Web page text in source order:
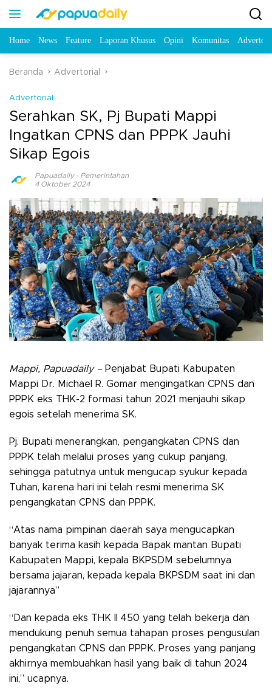
Home News Feature Laporan Khusus Opini Komunitas
Beranda Advertorial
Advertorial
Serahkan SK, Pj Bupati Mappi
Ingatkan CPNS dan PPPK Jauhi
Sikap Egois
Papuadaily- Pemerintahan
4 Oktober 2024
Mappi, Papuadaily – Penjabat Bupati Kabupaten
Mappi Dr. Michael R. Gomar mengingatkan CPNS dan
PPPK eks THK-2 formasi tahun 2021 menjauhi sikap
egois setelah menerima SK.
Pj. Bupati menerangkan, pengangkatan CPNS dan
PPPK telah melalui proses yang cukup panjang,
sehingga patutnya untuk mengucap syukur kepada
Tuhan, karena hari ini telah resmi menerima SK
pengangkatan CPNS dan PPPK.
“Atas nama pimpinan daerah saya mengucapkan
banyak terima kasih kepada Bapak mantan Bupati
Kabupaten Mappi, kepala BKPSDM sebelumnya
bersama jajaran, kepada kepala BKPSDM saat ini dan
jajarannya”
“Dan kepada eks THK II 450 yang telah bekerja dan
mendukung penuh semua tahapan proses pengusulan
pengangkatan CPNS dan PPPK. Proses yang panjang
akhirnya membuahkan hasil yang baik di tahun 2024
ini,” ucapnya.